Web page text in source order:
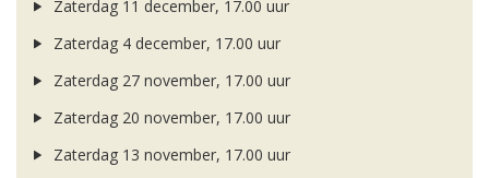
Zaterdag 11 december, 17.00 uur
Zaterdag 4 december, 17.00 uur
Zaterdag 27 november, 17.00 uur
Zaterdag 20 november, 17.00 uur
Zaterdag 13 november, 17.00 uur